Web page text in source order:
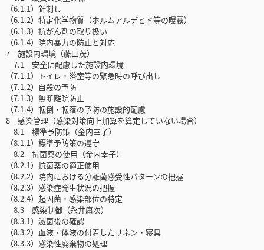
（6.1.1）針刺し
（6.1.2）特定化学物質（ホルムアルデヒド等の曝露）
（6.1.3）抗がん剤の取り扱い
（6.1.4）院内暴力の防止と対応
7 施設内環境（藤田茂）
7.1 安全に配慮した施設内環境
（7.1.1）トイレ・浴室等の緊急時の呼び出し
（7.1.2）自殺の予防
（7.1.3）無断離院防止
（7.1.4）転倒・転落の予防の施設的配慮
8 感染管理（感染対策向上加算を算定していない場合）
8.1 標準予防策（金内幸子）
（8.1.1）標準予防策の遵守
8.2 抗菌薬の使用（金内幸子）
（8.2.1）抗菌薬の適正使用
（8.2.2）院内における分離菌感受性パターンの把握
（8.2.3）感染症発生状況の把握
（8.2.4）起因菌・感染部位の特定
8.3 感染制御（永井庸次）
（8.3.1）滅菌後の確認
（8.3.2）血液・体液の付着したリネン・寝具
（8.3.3）感染性廃棄物の処理